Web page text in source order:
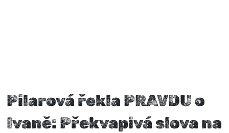
Pilarová řekla PRAVDU o
Ivaně: Překvapivá slova na